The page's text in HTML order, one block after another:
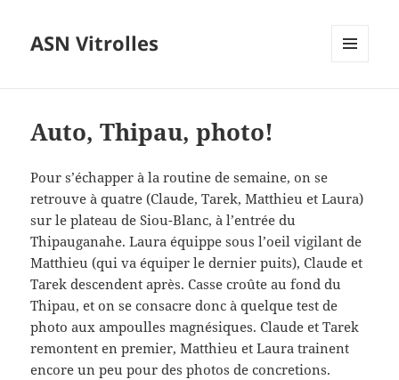
ASN Vitrolles
Auto, Thipau, photo!
Pour s’échapper à la routine de semaine, on se
retrouve à quatre (Claude, Tarek, Matthieu et Laura)
sur le plateau de Siou-Blanc, à l’entrée du
Thipauganahe. Laura équippe sous l’oeil vigilant de
Matthieu (qui va équiper le dernier puits), Claude et
Tarek descendent après. Casse croûte au fond du
Thipau, et on se consacre donc à quelque test de
photo aux ampoulles magnésiques. Claude et Tarek
remontent en premier, Matthieu et Laura trainent
encore un peu pour des photos de concretions.